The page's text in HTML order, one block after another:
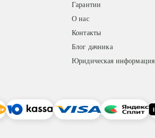
Гарантии
О нас
Контакты
Блог дачника
Юридическая информация